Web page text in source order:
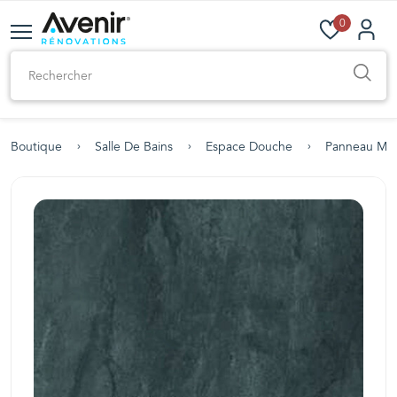
0
Boutique Salle De Bains Espace Douche Panneau